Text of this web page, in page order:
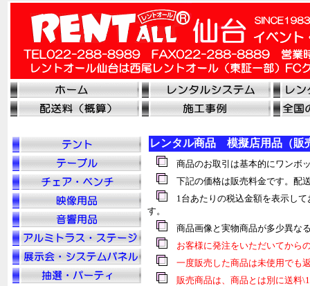
レンタル商品 模擬店用品（販
商品のお取引は基本的にワンボ
下記の価格は販売料金です。配
1台あたりの税込金額を表示して
す。
商品画像と実物商品が多少異な
お客様に発注をいただいてから
一度販売した商品は未使用でも
販売商品は、商品とは別に送料